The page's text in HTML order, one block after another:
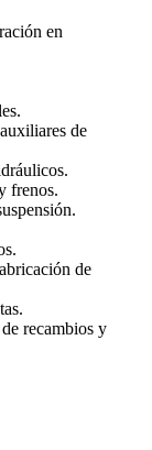
en
de
frenos.
de
recambios y